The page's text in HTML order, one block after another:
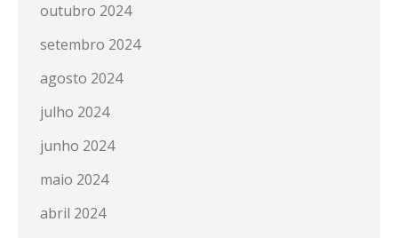
outubro 2024
setembro 2024
agosto 2024
julho 2024
junho 2024
maio 2024
abril 2024